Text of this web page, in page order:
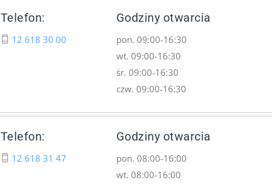
Telefon:
12 618 30 00
Godziny otwarcia
pon. 09:00-16:30
wt. 09:00-16:30
śr. 09:00-16:30
czw. 09:00-16:30
Telefon:
12 618 31 47
Godziny otwarcia
pon. 08:00-16:00
wt. 08:00-16:00